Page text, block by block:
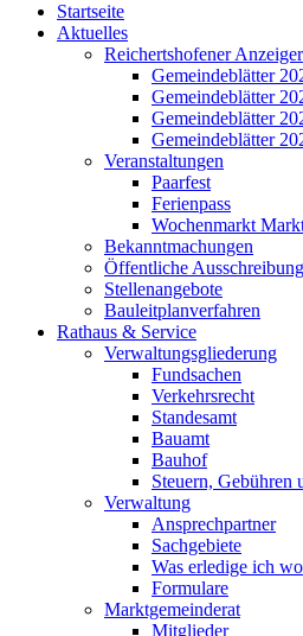
Startseite
Aktuelles
Reichertshofener Anzeiger
Gemeindeblätter
Gemeindeblätter
Gemeindeblätter
Gemeindeblätter
Veranstaltungen
Paarfest
Ferienpass
Wochenmarkt
Bekanntmachungen
Öffentliche
Stellenangebote
Bauleitplanverfahren
Rathaus & Service
Verwaltungsgliederung
Fundsachen
Verkehrsrecht
Standesamt
Bauamt
Bauhof
Steuern, Gebühren
Verwaltung
Ansprechpartner
Sachgebiete
Was erledige ich wo
Formulare
Marktgemeinderat
Mitglieder